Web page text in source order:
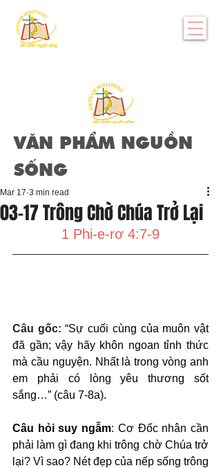
VĂN PHẨM NGUỒN
SỐNG
03-17 Trông Chờ Chúa Trở Lại
Mar 17 3 min read
1 Phi-e-rơ 4:7-9
Câu gốc: “Sự cuối cùng của muôn vật
đã gần; vậy hãy khôn ngoan tỉnh thức
mà cầu nguyện. Nhất là trong vòng anh
em phải có lòng yêu thương sốt
sắng…” (câu 7-8a).
Câu hỏi suy ngẫm: Cơ Đốc nhân cần
phải làm gì đang khi trông chờ Chúa trở
lại? Vì sao? Nét đẹp của nếp sống trông